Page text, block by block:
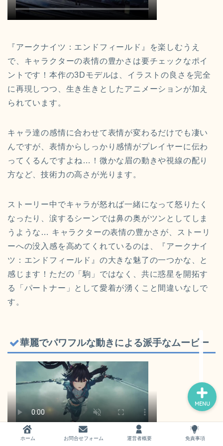
『アークナイツ：エンドフィールド』を楽しむうえ
で、 キャラクターの表情の豊かさ は要チェックなポイ
ントです！本作の3Dモデルは、イラストの良さを完全
に再現しつつ、生き生きとしたアニメーションが加え
られています。
キャラ達の感情に合わせて表情が変わるだけでも凄い
んですが、表情からしっかり感情がプレイヤーに伝わ
ってくるんですよね…！微かな眉の動きや視線の配り
方など、技術力の高さが光ります。
ストーリー中でキャラが怒れば一緒になって怒りたく
なったり、涙するシーンでは鼻の奥がツンとしてしま
うような… キャラクターの表情の豊かさが、ストーリ
ーへの没入感を高めてくれているのは、『アークナイ
ツ：エンドフィールド』の大きな魅了の一つかな、と
感じます！ただの「駒」ではなく、共に惑星を開拓す
る「パートナー」として愛着が湧くこと間違いなしで
す。
華麗でパワフルな動きによる派手なムービー
ホーム お問合せフォーム 運営者概要 免責事項
MENU
ホーム
運営者概要